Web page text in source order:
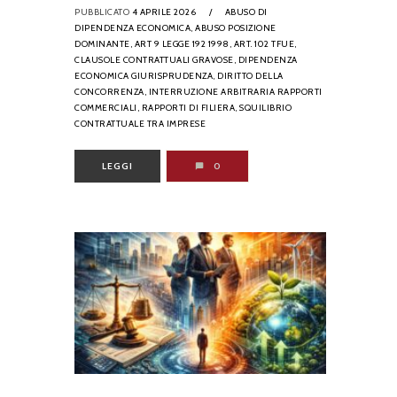
PUBBLICATO 4 APRILE 2026 /
ABUSO DI
DIPENDENZA ECONOMICA, ABUSO POSIZIONE
DOMINANTE, ART 9 LEGGE 192 1998, ART. 102 TFUE,
CLAUSOLE CONTRATTUALI GRAVOSE, DIPENDENZA
ECONOMICA GIURISPRUDENZA, DIRITTO DELLA
CONCORRENZA, INTERRUZIONE ARBITRARIA RAPPORTI
COMMERCIALI, RAPPORTI DI FILIERA, SQUILIBRIO
CONTRATTUALE TRA IMPRESE
LEGGI 0